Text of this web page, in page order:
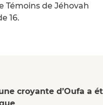
Témoins de Jéhovah
16.
croyante d’Oufa a